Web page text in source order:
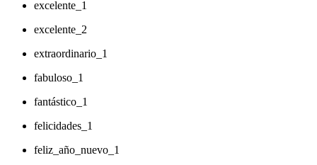
excelente_1
excelente_2
extraordinario_1
fabuloso_1
fantástico_1
felicidades_1
feliz_año_nuevo_1